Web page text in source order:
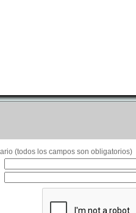
(todos los campos son obligatorios)